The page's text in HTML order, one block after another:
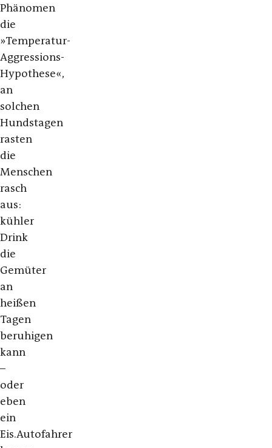
Phänomen
die
»Temperatur-
Aggressions-
Hypothese«,
an
solchen
Hundstagen
rasten
die
Menschen
rasch
aus:
kühler
Drink
die
Gemüter
an
heißen
Tagen
beruhigen
kann
–
oder
eben
ein
Eis.Autofahrer